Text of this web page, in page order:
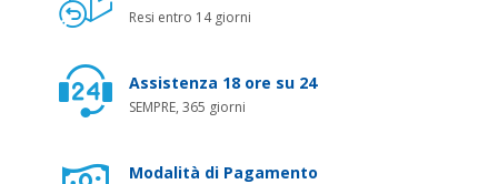
Resi entro 14 giorni
Assistenza 18 ore su 24
SEMPRE, 365 giorni
Modalità di Pagamento